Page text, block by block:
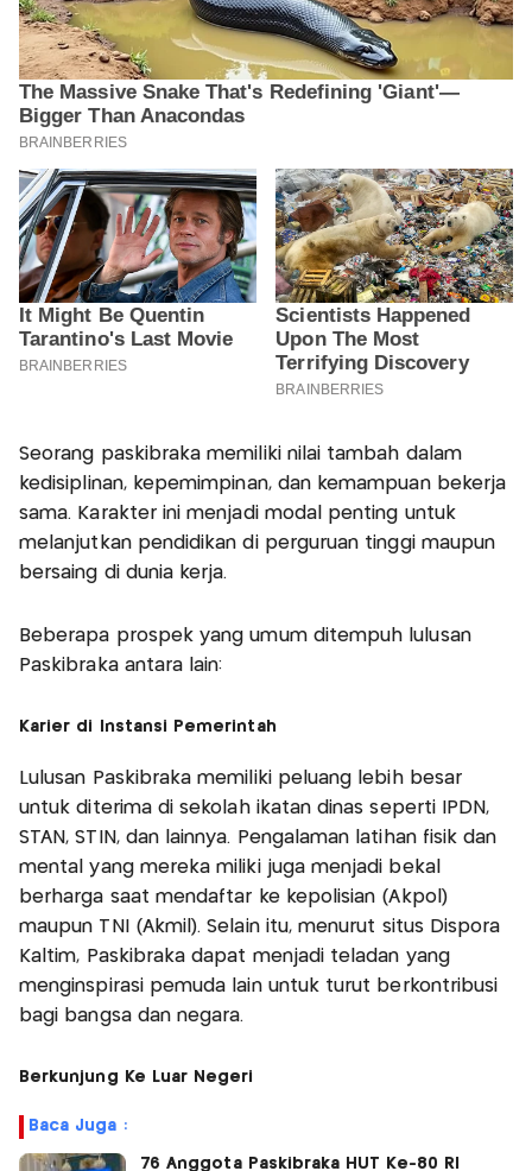
Seorang paskibraka memiliki nilai tambah dalam
kedisiplinan, kepemimpinan, dan kemampuan bekerja
sama. Karakter ini menjadi modal penting untuk
melanjutkan pendidikan di perguruan tinggi maupun
bersaing di dunia kerja.
Beberapa prospek yang umum ditempuh lulusan
Paskibraka antara lain:
Karier di Instansi Pemerintah
Lulusan Paskibraka memiliki peluang lebih besar
untuk diterima di sekolah ikatan dinas seperti IPDN,
STAN, STIN, dan lainnya. Pengalaman latihan fisik dan
mental yang mereka miliki juga menjadi bekal
berharga saat mendaftar ke kepolisian (Akpol)
maupun TNI (Akmil). Selain itu, menurut situs Dispora
Kaltim, Paskibraka dapat menjadi teladan yang
menginspirasi pemuda lain untuk turut berkontribusi
bagi bangsa dan negara.
Berkunjung Ke Luar Negeri
Baca Juga :
76 Anggota Paskibraka HUT Ke-80 RI